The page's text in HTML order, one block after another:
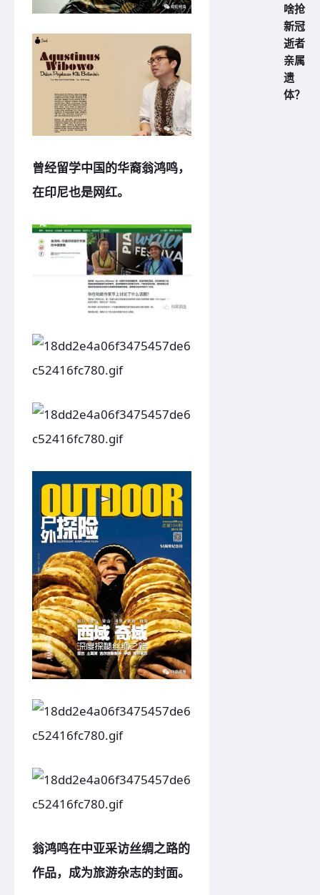
曾经留学中国的华裔翁鸿鸣，
在印尼也是网红。
翁鸿鸣在中亚采访丝绸之路的
作品，成为旅游杂志的封面。
啥抢
新冠
逝者
亲属
遗
体？